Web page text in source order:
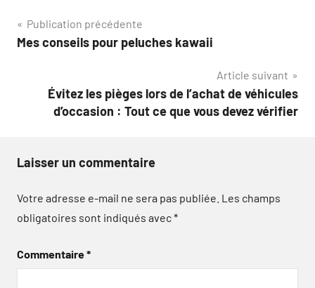
Navigation
de
l’article
Publication précédente
Mes conseils pour peluches kawaii
Article suivant
Évitez les pièges lors de l’achat de véhicules
d’occasion : Tout ce que vous devez vérifier
Laisser un commentaire
Votre adresse e-mail ne sera pas publiée. Les champs
obligatoires sont indiqués avec*
Commentaire*